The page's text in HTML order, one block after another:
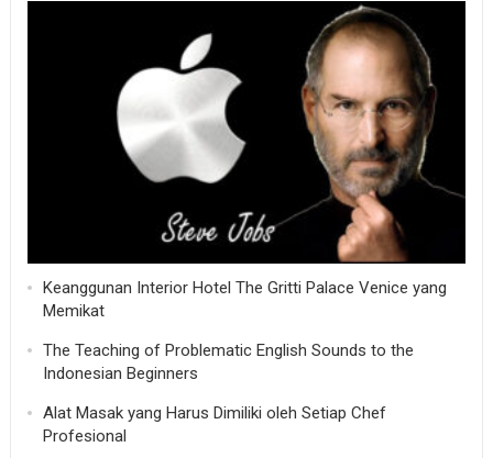
Keanggunan Interior Hotel The Gritti Palace Venice yang
Memikat
The Teaching of Problematic English Sounds to the
Indonesian Beginners
Alat Masak yang Harus Dimiliki oleh Setiap Chef
Profesional